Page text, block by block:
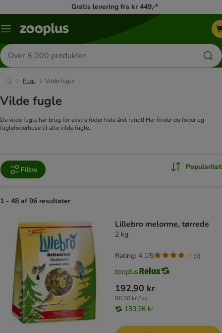
Gratis levering fra kr 449,-*
Menu
Søg
efter
produkter
Fugl Vilde fugle
Vilde fugle
De vilde fugle har brug for ekstra foder hele året rundt! Her finder du foder og
fuglefoderhuse til alle vilde fugle.
Filtre Popularitet
1 - 48 af 96 resultater
Lillebro melorme, tørrede
2 kg
192,90 kr
96,50 kr / kg
183,26 kr
Rating: 4.1/5 (9)